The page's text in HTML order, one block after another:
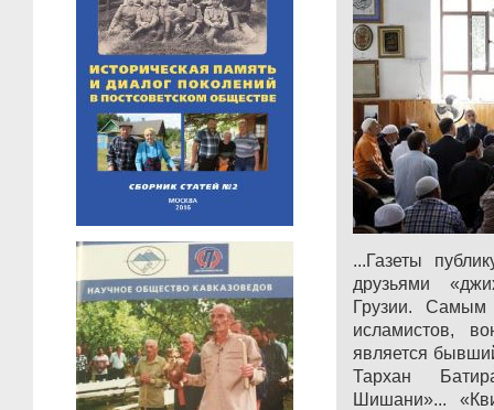
...Газеты
друзьями
Грузии. Самым
исламистов,
является
Тархан
Шишани»...